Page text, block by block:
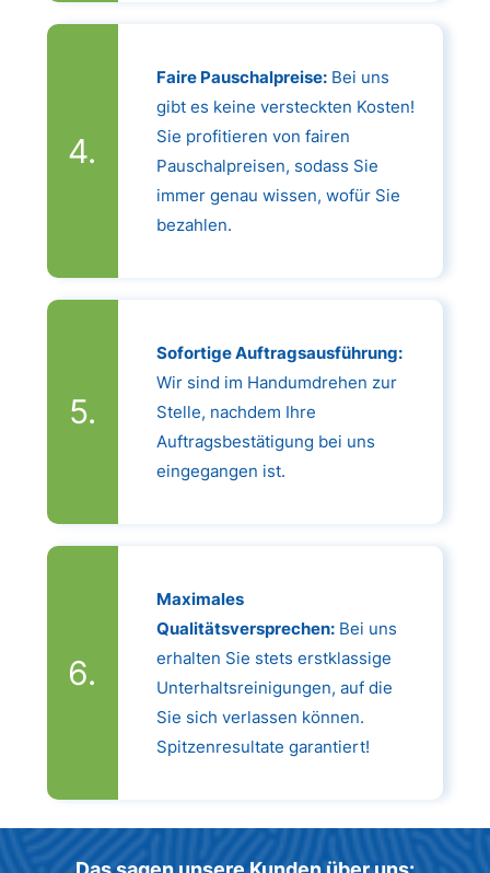
Faire Pauschalpreise:Bei uns
gibt es keine versteckten Kosten!
Sie profitieren von fairen
Pauschalpreisen, sodass Sie
immer genau wissen, wofür Sie
bezahlen.
Sofortige Auftragsausführung:
Wir sind im Handumdrehen zur
Stelle, nachdem Ihre
Auftragsbestätigung bei uns
eingegangen ist.
Maximales
Qualitätsversprechen:Bei uns
erhalten Sie stets erstklassige
Unterhaltsreinigungen, auf die
Sie sich verlassen können.
Spitzenresultate garantiert!